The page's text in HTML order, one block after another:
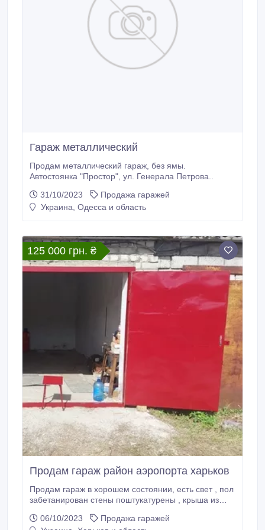
Гараж металлический
Продам металлический гараж, без ямы.
Автостоянка "Простор", ул. Генерала Петрова..
31/10/2023
Продажа гаражей
Украина, Одесса и область
125 000 грн. ₴
Продам гараж район аэропорта харьков
Продам гараж в хорошем состоянии, есть свет , пол
забетанирован стены поштукатурены , крыша из
вещи!Охрана есть! В кооперативе!Район аэропорта
06/10/2023
Продажа гаражей